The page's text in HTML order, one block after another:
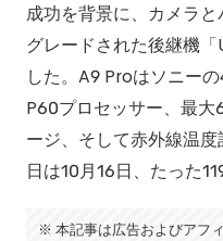
成功を背景に、カメラ
グレードされた後継機
した。A9 Proはソニー
P60プロセッサー、最大
ージ、そして赤外線温
日は10月16日、たった
本記事は広告およびアフ